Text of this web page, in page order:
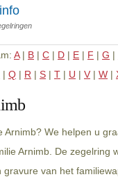
A| B | C | D | E | F | G |
| Q | R | S | T | U | V | W |
Arnimb? We helpen u
Arnimb. De zegelring
van het